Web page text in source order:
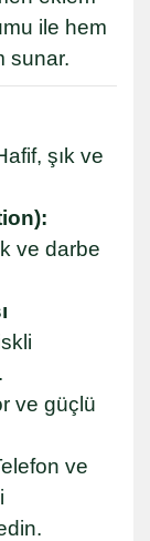
ile hem
sunar.
şık ve
ve darbe
ve güçlü
ve